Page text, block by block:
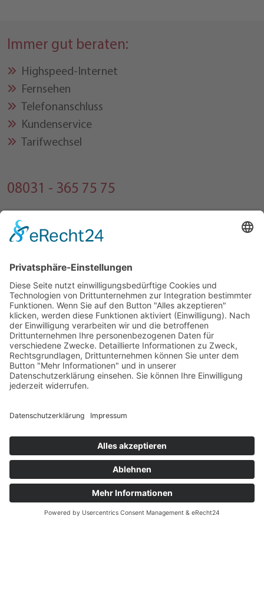
Immer gut beraten:
Highspeed-Internet
Fernsehen
Telefonanschluss
Kundenservice
Tarifwechsel
08031 - 365 75 75
Montag bis Freitag
09:00 Uhr bis 17:00 Uhr
Kontaktformular